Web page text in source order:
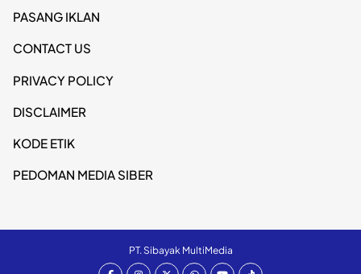
PASANG IKLAN
CONTACT US
PRIVACY POLICY
DISCLAIMER
KODE ETIK
PEDOMAN MEDIA SIBER
PT. Sibayak MultiMedia